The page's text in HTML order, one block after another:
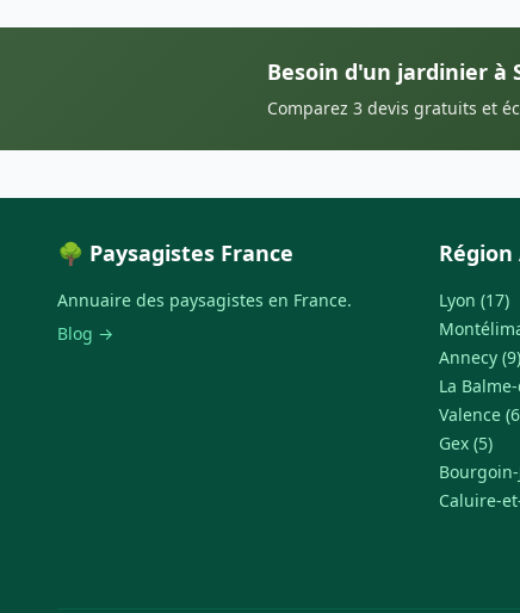
Besoin d'un jardinier à
Comparez 3 devis gratuits et
🌳 Paysagistes France
Annuaire des paysagistes en France.
Blog →
Lyon (17)
Annecy (9)
La
Valence
Gex (5)
Caluire-